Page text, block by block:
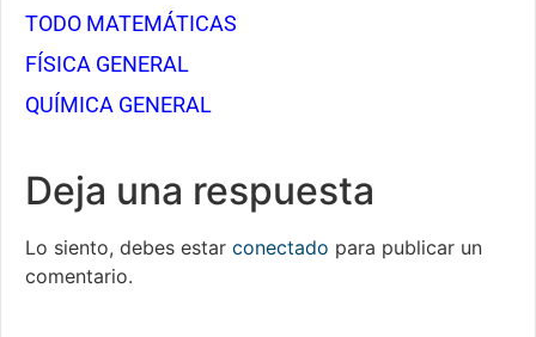
TODO MATEMÁTICAS
FÍSICA GENERAL
QUÍMICA GENERAL
Deja una respuesta
Lo siento, debes estar conectado para publicar un
comentario.